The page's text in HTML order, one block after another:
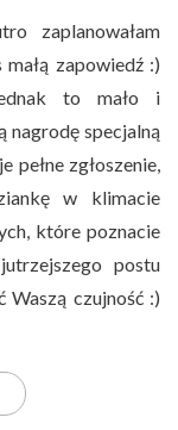
zaplanowałam
zapowiedź :)
to mało i
nagrodę specjalną
pełne zgłoszenie,
w klimacie
które poznacie
postu
Waszą czujność :)